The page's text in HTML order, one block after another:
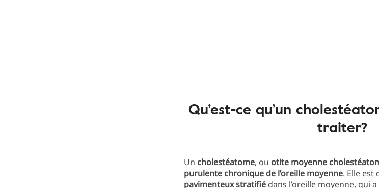
Qu’est-ce qu’un
traiter?
Un cholestéatome, ou otite moyenne
purulente chronique de l’oreille moyenne. Elle est
pavimenteux stratifié dans l’oreille moyenne, qui